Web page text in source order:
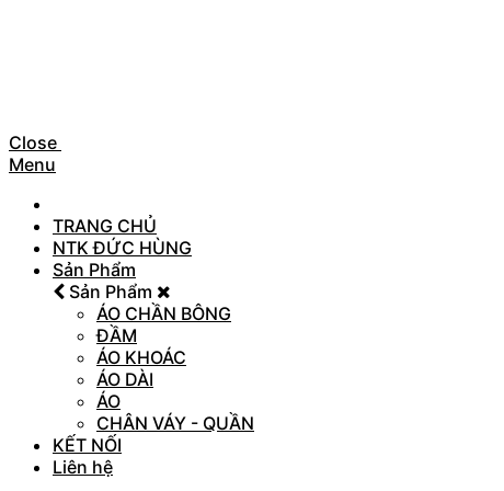
Close
Menu
TRANG CHỦ
NTK ĐỨC HÙNG
Sản Phẩm
Sản Phẩm
ÁO CHẦN BÔNG
ĐẦM
ÁO KHOÁC
ÁO DÀI
ÁO
CHÂN VÁY - QUẦN
KẾT NỐI
Liên hệ